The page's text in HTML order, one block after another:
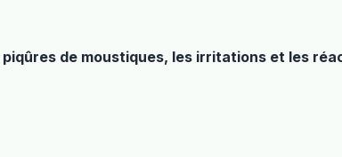
de moustiques, les irritations et les